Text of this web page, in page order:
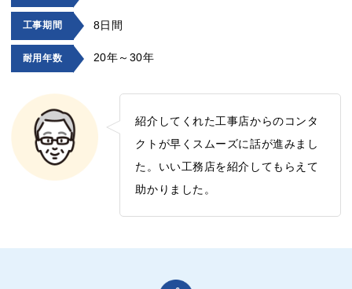
工事期間 8日間
耐用年数 20年～30年
紹介してくれた工事店からのコンタ
クトが早くスムーズに話が進みまし
た。いい工務店を紹介してもらえて
助かりました。